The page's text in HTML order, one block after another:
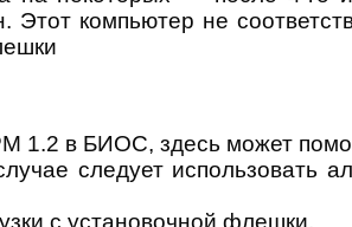
компьютер не
1.2 в БИОС, здесь может
следует использовать
с установочной флешки.